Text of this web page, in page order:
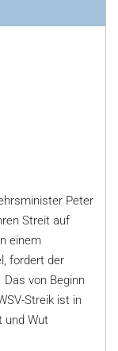
Peter
Streit auf
einem
fordert der
von Beginn
Streik ist in
und Wut